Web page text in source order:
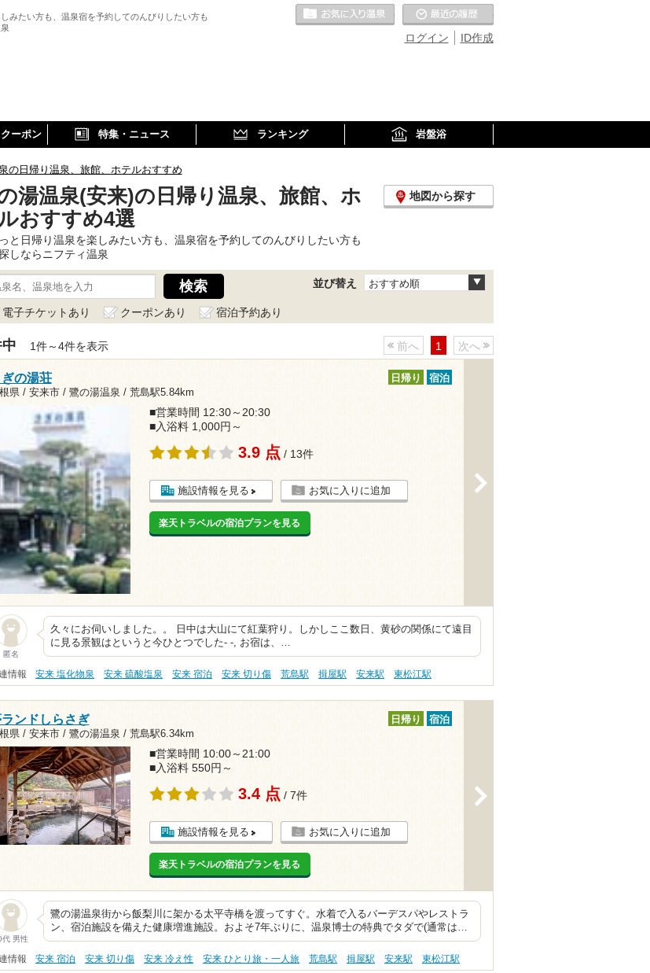
みたい方も、温泉宿を予約してのんびりしたい方も
ID作成
ログイン
お気に入りの温泉
ーポン 特集・ニュース ランキング 岩盤浴
の日帰り温泉、旅館、ホテルおすすめ
湯温泉(安来)の日帰り温泉、旅館、ホ
おすすめ4選
地図から探す
と日帰り温泉を楽しみたい方も、温泉宿を予約してのんびりしたい方も
しならニフティ温泉
並び替え おすすめ順
電子チケットあり クーポンあり 宿泊予約あり
1件～4件を表示 前へ 1 次へ
ぎの湯荘
県 / 安来市 / 鷺の湯温泉 / 荒島駅5.84km
日帰り 宿泊
■営業時間 12:30～20:30
■入浴料 1,000円～
3.9 点 / 13件
施設情報を見る お気に入りに追加
楽天トラベルの宿泊プランを見る
匿名
久々にお伺いしました。。 日中は大山にて紅葉狩り。しかしここ数日、黄砂の関係にて遠目
に見る景観はというと今ひとつでした- -, お宿は、…
情報 安来 塩化物泉 安来 硫酸塩泉 安来 宿泊 安来 切り傷 荒島駅 揖屋駅 安来駅 東松江駅
ンドしらさぎ
県 / 安来市 / 鷺の湯温泉 / 荒島駅6.34km
日帰り 宿泊
■営業時間 10:00～21:00
■入浴料 550円～
3.4 点 / 7件
施設情報を見る お気に入りに追加
楽天トラベルの宿泊プランを見る
代 男性
鷺の湯温泉街から飯梨川に架かる太平寺橋を渡ってすぐ。水着で入るバーデスパやレストラ
ン、宿泊施設を備えた健康増進施設。およそ7年ぶりに、温泉博士の特典でタダで(通常は…
情報 安来 宿泊 安来 切り傷 安来 冷え性 安来 ひとり旅・一人旅 荒島駅 揖屋駅 安来駅 東松江駅